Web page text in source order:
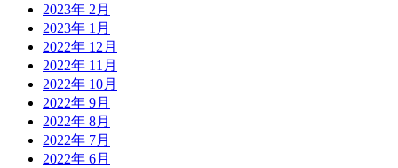
2023年 2月
2023年 1月
2022年 12月
2022年 11月
2022年 10月
2022年 9月
2022年 8月
2022年 7月
2022年 6月